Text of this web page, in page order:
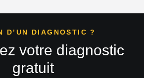
D’UN DIAGNOSTIC ?
votre diagnostic
gratuit